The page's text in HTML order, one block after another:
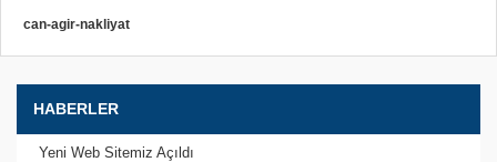
can-agir-nakliyat
HABERLER
Yeni Web Sitemiz Açıldı